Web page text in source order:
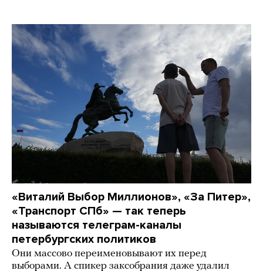
«Виталий Выбор Миллионов», «За Питер»,
«Транспорт СПб» — так теперь
называются телеграм-каналы
петербургских политиков
Они массово переименовывают их перед
выборами. А спикер заксобрания даже удалил